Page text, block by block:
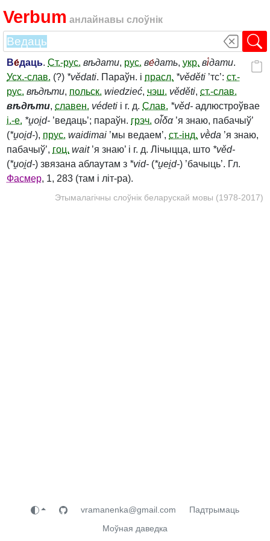
Verbum анлайнавы слоўнік
Ве́даць. Ст.-рус. вѣдати, рус. ве́дать, укр. ві́дати.
Усх.-слав. (?) *vědati. Параўн. і прасл. *věděti ’тс’: ст.-
рус. вѣдѣти, польск. wiedzieć, чэш. věděti, ст.-слав.
вѣдѣти, славен. védeti і г. д. Слав. *věd‑ адлюстроўвае
і.-е. *u̯oi̯d‑ ’ведаць’; параўн. грэч. οἶδα’я знаю, пабачыў’
(*u̯oi̯d‑), прус. waidimai ’мы ведаем’, ст.-інд. vḕda ’я знаю,
пабачыў’, гоц. wait’я знаю’ і г. д. Лічыцца, што *věd‑
(*u̯oi̯d‑) звязана аблаутам з *vid‑ (*u̯ei̯d‑) ’бачыць’. Гл.
Фасмер, 1, 283 (там і літ-ра).
Этымалагічны слоўнік беларускай мовы (1978-2017)
vramanenka@gmail.com
Падтрымаць
Моўная даведка